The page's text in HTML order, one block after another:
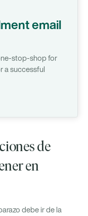
email
stop-shop for
a successful
de
en
debe ir de la